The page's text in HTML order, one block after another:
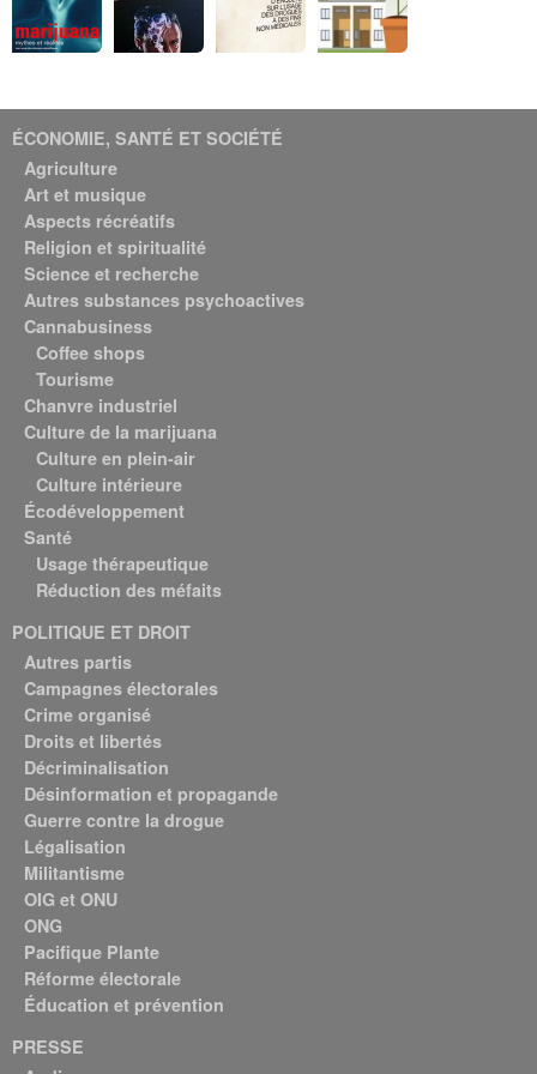
ÉCONOMIE, SANTÉ ET SOCIÉTÉ
Agriculture
Art et musique
Aspects récréatifs
Religion et spiritualité
Science et recherche
Autres substances psychoactives
Cannabusiness
Coffee shops
Tourisme
Chanvre industriel
Culture de la marijuana
Culture en plein-air
Culture intérieure
Écodéveloppement
Santé
Usage thérapeutique
Réduction des méfaits
POLITIQUE ET DROIT
Autres partis
Campagnes électorales
Crime organisé
Droits et libertés
Décriminalisation
Désinformation et propagande
Guerre contre la drogue
Légalisation
Militantisme
OIG et ONU
ONG
Pacifique Plante
Réforme électorale
Éducation et prévention
PRESSE